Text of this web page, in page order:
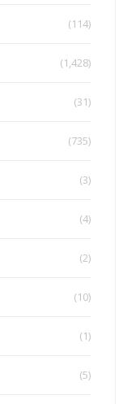
(114)
(1,428)
(31)
(735)
(3)
(4)
(2)
(10)
(1)
(5)